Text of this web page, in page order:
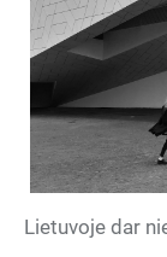
Lietuvoje dar